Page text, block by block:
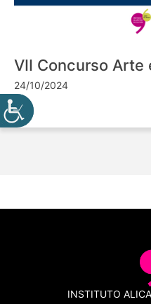
VII Concurso Arte
24/10/2024
INSTITUTO